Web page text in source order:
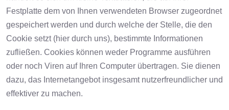
Festplatte dem von Ihnen verwendeten Browser zugeordnet
gespeichert werden und durch welche der Stelle, die den
Cookie setzt (hier durch uns), bestimmte Informationen
zufließen. Cookies können weder Programme ausführen
oder noch Viren auf Ihren Computer übertragen. Sie dienen
dazu, das Internetangebot insgesamt nutzerfreundlicher und
effektiver zu machen.